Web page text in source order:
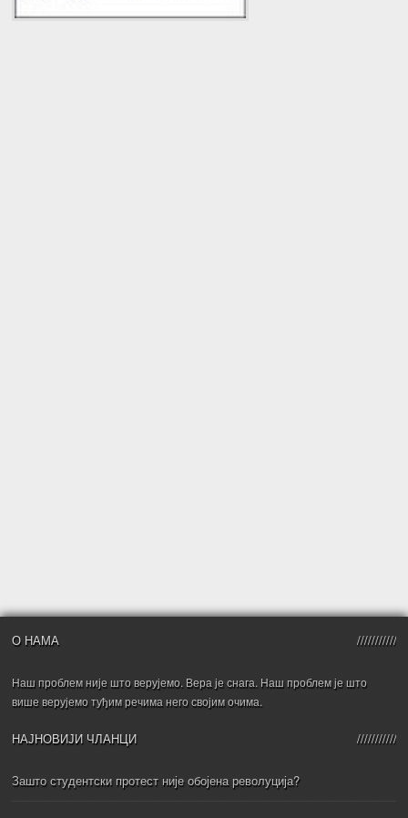
О НАМА
Наш проблем није што верујемо. Вера је снага. Наш проблем је што
више верујемо туђим речима него својим очима.
НАЈНОВИЈИ ЧЛАНЦИ
Зашто студентски протест није обојена револуција?